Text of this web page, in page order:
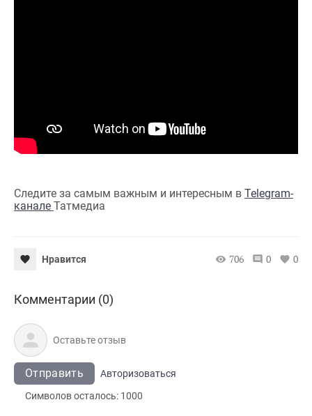
Следите за самым важным и интересным в Telegram-
канале Татмедиа
Нравится 706 0 0
Комментарии (0)
Отправить
Авторизоваться
Символов осталось: 1000